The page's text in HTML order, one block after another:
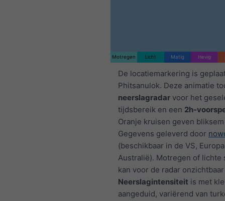
Motregen Licht Matig Hevig
De locatiemarkering is
Phitsanulok. Deze animatie
neerslagradar voor het
tijdsbereik en een 2h-
Oranje kruisen geven bliksem
Gegevens geleverd door
(beschikbaar in de VS,
Australië). Motregen of lichte
kan voor de radar
Neerslagintensiteit is met
aangeduid, variërend van